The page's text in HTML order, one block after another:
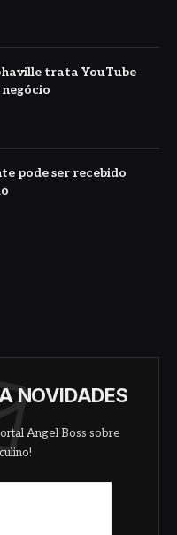
trata YouTube
pode ser recebido
NOVIDADES
Angel Boss sobre